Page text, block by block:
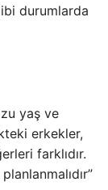
durumlarda
yaş ve
erkekler,
farklıdır.